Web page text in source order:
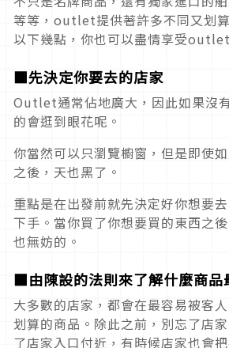
等等，outlet提供著許多不同又划
以下幾點，你也可以盡情享受outlet
■先決定你要去的店家
Outlet通常佔地廣大，因此如果沒
的會逛到眼花呢。
你當然可以只瀏覽櫥窗，但是即使
之後，天也黑了。
重點是在出發前就先決定好你想要
下手。當你買了你想要買的東西之
也無妨的。
■由陳設的法則來了解什麼商品
大多數的店家，都會在最容易被客
划算的商品。除此之前，別忘了店
了店家入口付近，有時候店家也會